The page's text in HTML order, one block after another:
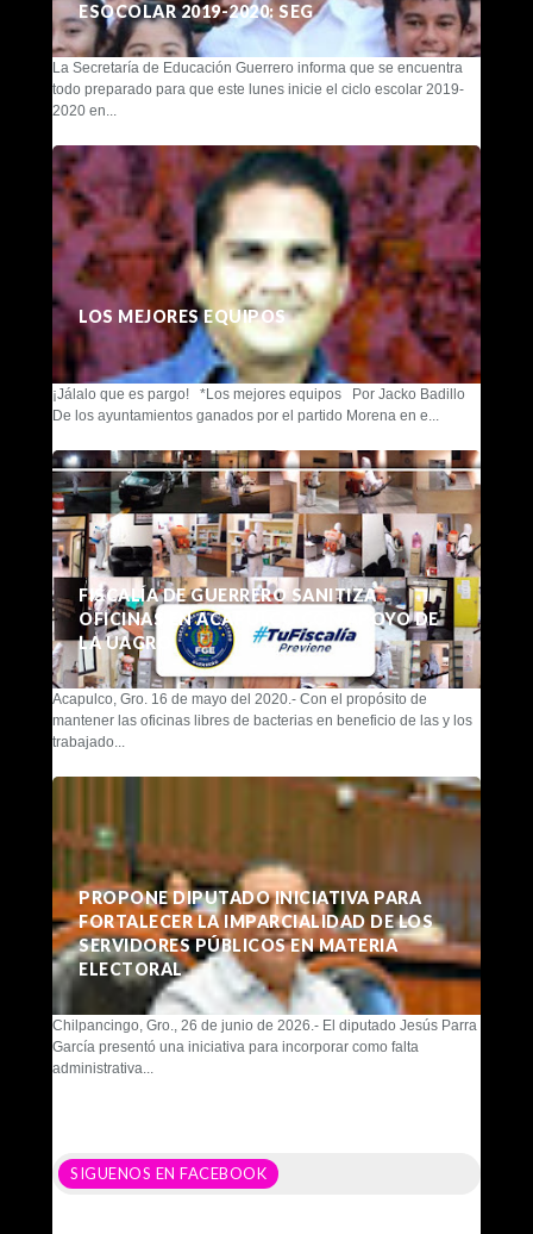
ESOCOLAR 2019-2020: SEG
La Secretaría de Educación Guerrero informa que se encuentra
todo preparado para que este lunes inicie el ciclo escolar 2019-
2020 en...
LOS MEJORES EQUIPOS
¡Jálalo que es pargo! *Los mejores equipos Por Jacko Badillo
De los ayuntamientos ganados por el partido Morena en e...
FISCALÍA DE GUERRERO SANITIZA
OFICINAS EN ACAPULCO CON APOYO DE
LA UAGRO
Acapulco, Gro. 16 de mayo del 2020.- Con el propósito de
mantener las oficinas libres de bacterias en beneficio de las y los
trabajado...
PROPONE DIPUTADO INICIATIVA PARA
FORTALECER LA IMPARCIALIDAD DE LOS
SERVIDORES PÚBLICOS EN MATERIA
ELECTORAL
Chilpancingo, Gro., 26 de junio de 2026.- El diputado Jesús Parra
García presentó una iniciativa para incorporar como falta
administrativa...
SIGUENOS EN FACEBOOK